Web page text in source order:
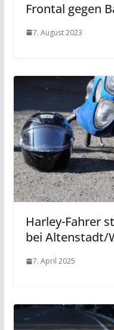
Frontal gegen
7. August 2023
Harley-Fahrer
bei Altenstadt/
7. April 2025